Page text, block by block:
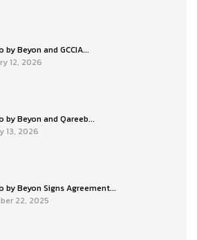
by Beyon and GCCIA...
12, 2026
by Beyon and Qareeb...
13, 2026
by Beyon Signs Agreement...
22, 2025